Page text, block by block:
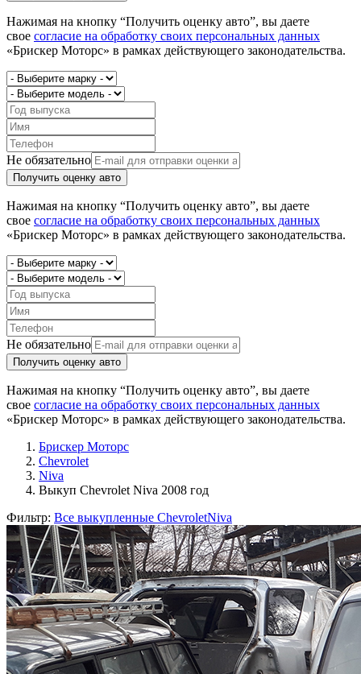
Нажимая на кнопку “Получить оценку авто”, вы даете
свое согласие на обработку своих персональных данных
«Брискер Моторс» в рамках действующего законодательства.
Не обязательно
Получить оценку авто
Нажимая на кнопку “Получить оценку авто”, вы даете
свое согласие на обработку своих персональных данных
«Брискер Моторс» в рамках действующего законодательства.
Не обязательно
Получить оценку авто
Нажимая на кнопку “Получить оценку авто”, вы даете
свое согласие на обработку своих персональных данных
«Брискер Моторс» в рамках действующего законодательства.
Брискер Моторс
Chevrolet
Niva
Выкуп Chevrolet Niva 2008 год
Фильтр: Все выкупленные ChevroletNiva